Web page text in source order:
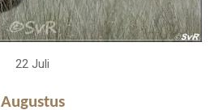
22 Juli
Augustus